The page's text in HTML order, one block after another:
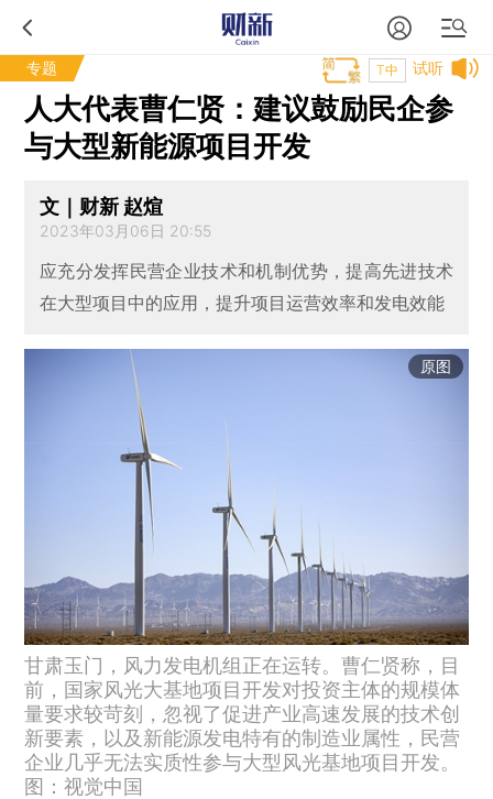
专题 试听
T中
人大代表曹仁贤：建议鼓励民企参
与大型新能源项目开发
文｜财新 赵煊
2023年03月06日 20:55
应充分发挥民营企业技术和机制优势，提高先进技术
在大型项目中的应用，提升项目运营效率和发电效能
原图
甘肃玉门，风力发电机组正在运转。曹仁贤称，目
前，国家风光大基地项目开发对投资主体的规模体
量要求较苛刻，忽视了促进产业高速发展的技术创
新要素，以及新能源发电特有的制造业属性，民营
企业几乎无法实质性参与大型风光基地项目开发。
图：视觉中国